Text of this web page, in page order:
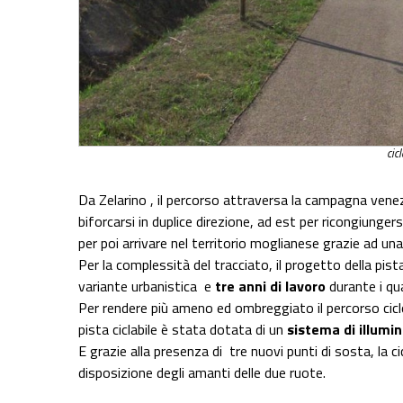
Da Zelarino , il percorso attraversa la campagna
biforcarsi in duplice direzione, ad est per
per poi arrivare nel territorio moglianese grazie ad
Per la complessità del tracciato, il progetto della
variante urbanistica e tre anni di lavorodurante i
Per rendere più ameno ed ombreggiato il percorso
pista ciclabile è stata dotata di un sistema di
E grazie alla presenza di tre nuovi punti di sosta, la
disposizione degli amanti delle due ruote.